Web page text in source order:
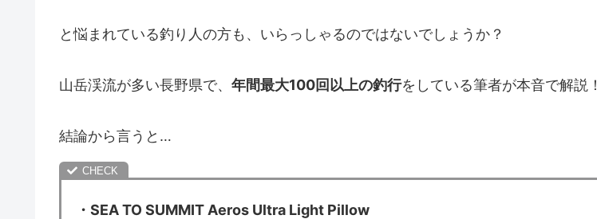
と悩まれている釣り人の方も、いらっしゃるのではないでしょうか？
山岳渓流が多い長野県で、 年間最大100回以上の釣行をしている筆者が本音で解説！
結論から言うと…
・SEA TO SUMMIT Aeros Ultra Light Pillow